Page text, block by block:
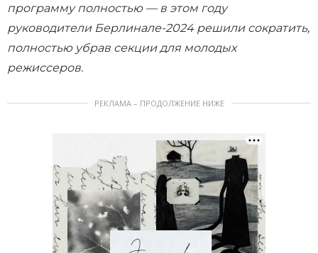
программу полностью — в этом году
руководители Берлинале-2024 решили сократить,
полностью убрав секции для молодых
режиссеров.
РЕКЛАМА – ПРОДОЛЖЕНИЕ НИЖЕ